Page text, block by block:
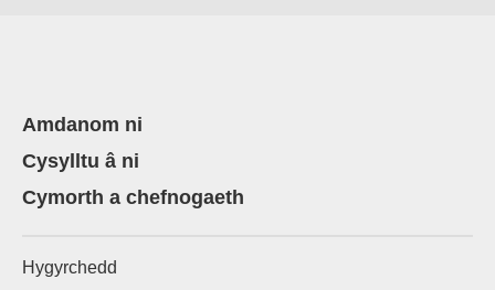
Amdanom ni
Cysylltu â ni
Cymorth a chefnogaeth
Hygyrchedd